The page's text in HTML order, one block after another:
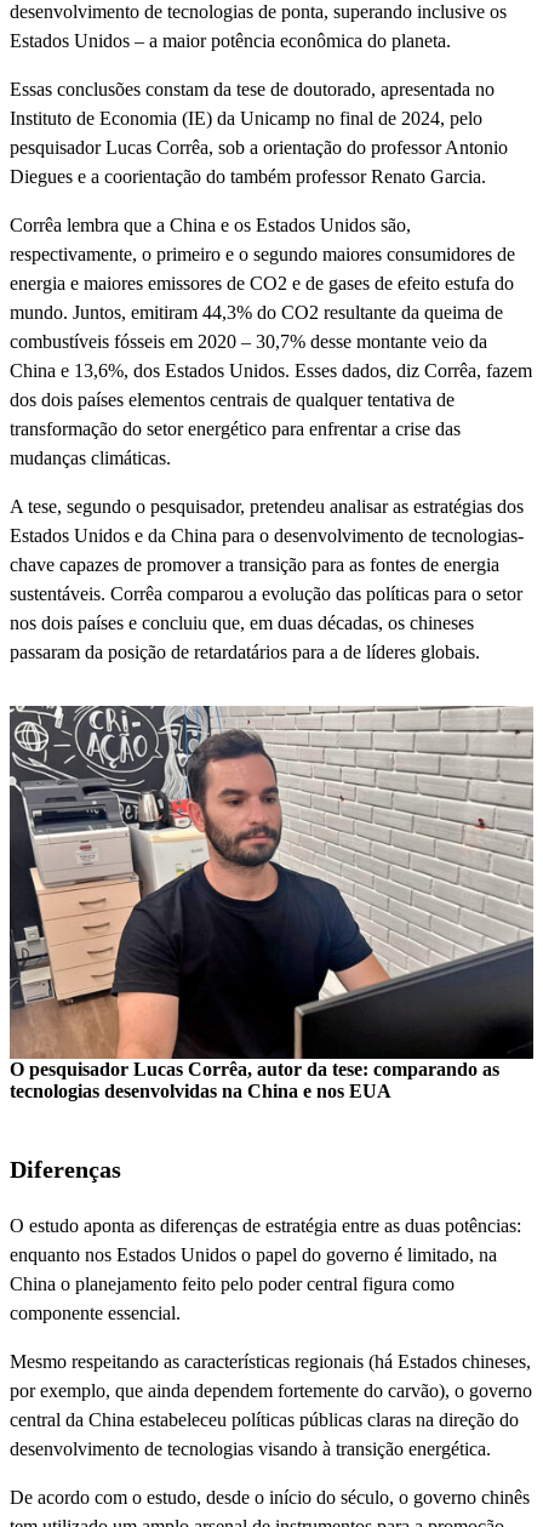
desenvolvimento de tecnologias de ponta, superando inclusive os
Estados Unidos – a maior potência econômica do planeta.
Essas conclusões constam da tese de doutorado, apresentada no
Instituto de Economia (IE) da Unicamp no final de 2024, pelo
pesquisador Lucas Corrêa, sob a orientação do professor Antonio
Diegues e a coorientação do também professor Renato Garcia.
Corrêa lembra que a China e os Estados Unidos são,
respectivamente, o primeiro e o segundo maiores consumidores de
energia e maiores emissores de CO2 e de gases de efeito estufa do
mundo. Juntos, emitiram 44,3% do CO2 resultante da queima de
combustíveis fósseis em 2020 – 30,7% desse montante veio da
China e 13,6%, dos Estados Unidos. Esses dados, diz Corrêa, fazem
dos dois países elementos centrais de qualquer tentativa de
transformação do setor energético para enfrentar a crise das
mudanças climáticas.
A tese, segundo o pesquisador, pretendeu analisar as estratégias dos
Estados Unidos e da China para o desenvolvimento de tecnologias-
chave capazes de promover a transição para as fontes de energia
sustentáveis. Corrêa comparou a evolução das políticas para o setor
nos dois países e concluiu que, em duas décadas, os chineses
passaram da posição de retardatários para a de líderes globais.
O pesquisador Lucas Corrêa, autor da tese: comparando as
tecnologias desenvolvidas na China e nos EUA
Diferenças
O estudo aponta as diferenças de estratégia entre as duas potências:
enquanto nos Estados Unidos o papel do governo é limitado, na
China o planejamento feito pelo poder central figura como
componente essencial.
Mesmo respeitando as características regionais (há Estados chineses,
por exemplo, que ainda dependem fortemente do carvão), o governo
central da China estabeleceu políticas públicas claras na direção do
desenvolvimento de tecnologias visando à transição energética.
De acordo com o estudo, desde o início do século, o governo chinês